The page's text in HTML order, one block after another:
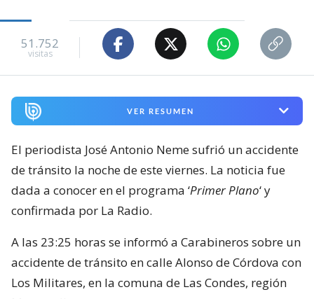
51.752
visitas
VER RESUMEN
El periodista José Antonio Neme sufrió un accidente
de tránsito la noche de este viernes. La noticia fue
dada a conocer en el programa ‘Primer Plano‘ y
confirmada por La Radio.
A las 23:25 horas se informó a Carabineros sobre un
accidente de tránsito en calle Alonso de Córdova con
Los Militares, en la comuna de Las Condes, región